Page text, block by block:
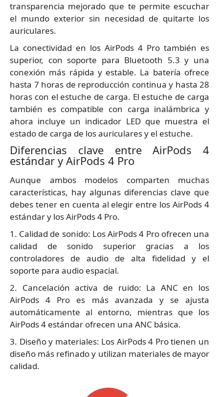
transparencia mejorado que te permite escuchar
el mundo exterior sin necesidad de quitarte los
auriculares.
La conectividad en los AirPods 4 Pro también es
superior, con soporte para Bluetooth 5.3 y una
conexión más rápida y estable. La batería ofrece
hasta 7 horas de reproducción continua y hasta 28
horas con el estuche de carga. El estuche de carga
también es compatible con carga inalámbrica y
ahora incluye un indicador LED que muestra el
estado de carga de los auriculares y el estuche.
Diferencias clave entre AirPods 4
estándar y AirPods 4 Pro
Aunque ambos modelos comparten muchas
características, hay algunas diferencias clave que
debes tener en cuenta al elegir entre los AirPods 4
estándar y los AirPods 4 Pro.
1. Calidad de sonido: Los AirPods 4 Pro ofrecen una
calidad de sonido superior gracias a los
controladores de audio de alta fidelidad y el
soporte para audio espacial.
2. Cancelación activa de ruido: La ANC en los
AirPods 4 Pro es más avanzada y se ajusta
automáticamente al entorno, mientras que los
AirPods 4 estándar ofrecen una ANC básica.
3. Diseño y materiales: Los AirPods 4 Pro tienen un
diseño más refinado y utilizan materiales de mayor
calidad.